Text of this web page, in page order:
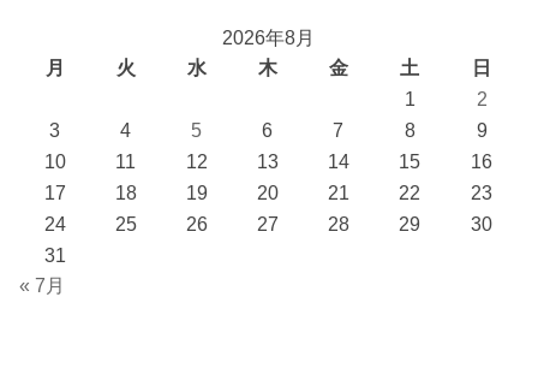
2026年8月
月
火 水 木 金 土
日
1
2
3
4 5 6 7 8
9
10
11 12 13 14 15
16
17
18 19 20 21 22
23
24
25 26 27 28 29
30
31
« 7月